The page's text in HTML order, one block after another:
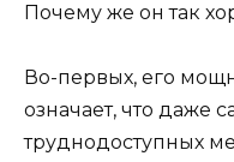
Почему же он так
Во-первых, его
означает, что даже
труднодоступных